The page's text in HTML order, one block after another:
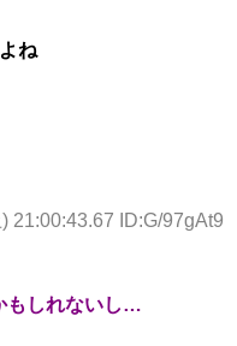
ね
21:00:43.67 ID:G/97gAt9
もしれないし…